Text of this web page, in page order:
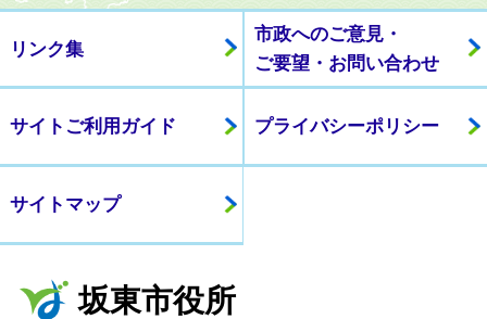
リンク集
市政へのご意見・
ご要望・お問い合わせ
サイトご利用ガイド プライバシーポリシー
サイトマップ
坂東市役所